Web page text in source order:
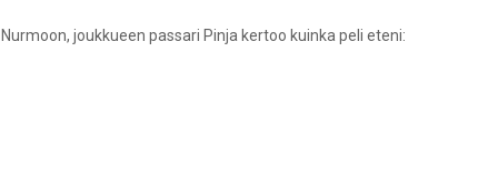
joukkueen passari Pinja kertoo kuinka peli eteni: